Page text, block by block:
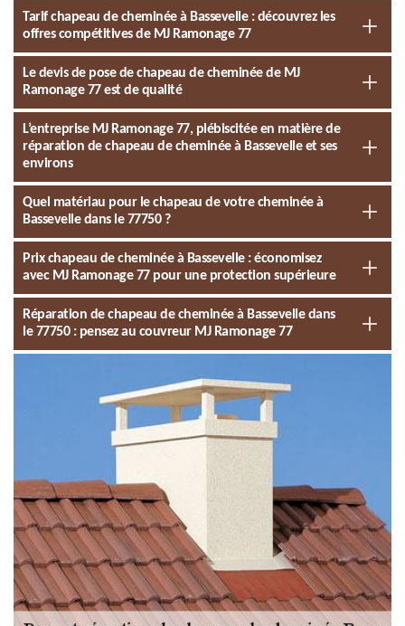
Tarif chapeau de cheminée à Bassevelle : découvrez les
offres compétitives de MJ Ramonage 77
Le devis de pose de chapeau de cheminée de MJ
Ramonage 77 est de qualité
L’entreprise MJ Ramonage 77, plébiscitée en matière de
réparation de chapeau de cheminée à Bassevelle et ses
environs
Quel matériau pour le chapeau de votre cheminée à
Bassevelle dans le 77750 ?
Prix chapeau de cheminée à Bassevelle : économisez
avec MJ Ramonage 77 pour une protection supérieure
Réparation de chapeau de cheminée à Bassevelle dans
le 77750 : pensez au couvreur MJ Ramonage 77